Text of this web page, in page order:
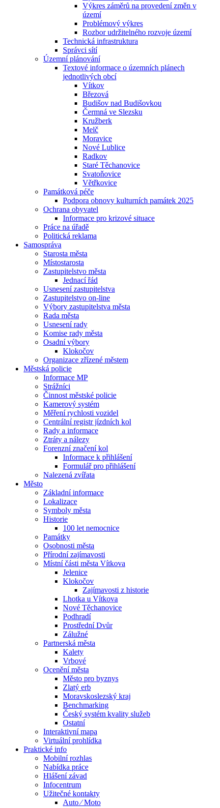
Výkres záměrů na provedení změn v
území
Problémový výkres
Rozbor udržitelného rozvoje území
Technická infrastruktura
Správci sítí
Územní plánování
Textové informace o územních plánech
jednotlivých obcí
Vítkov
Březová
Budišov nad Budišovkou
Čermná ve Slezsku
Kružberk
Melč
Moravice
Nové Lublice
Radkov
Staré Těchanovice
Svatoňovice
Větřkovice
Památková péče
Podpora obnovy kulturních památek 2025
Ochrana obyvatel
Informace pro krizové situace
Práce na úřadě
Politická reklama
Samospráva
Starosta města
Místostarosta
Zastupitelstvo města
Jednací řád
Usnesení zastupitelstva
Zastupitelstvo on-line
Výbory zastupitelstva města
Rada města
Usnesení rady
Komise rady města
Osadní výbory
Klokočov
Organizace zřízené městem
Městská policie
Informace MP
Strážníci
Činnost městské policie
Kamerový systém
Měření rychlosti vozidel
Centrální registr jízdních kol
Rady a informace
Ztráty a nálezy
Forenzní značení kol
Informace k přihlášení
Formulář pro přihlášení
Nalezená zvířata
Město
Základní informace
Lokalizace
Symboly města
Historie
100 let nemocnice
Památky
Osobnosti města
Přírodní zajímavosti
Místní části města Vítkova
Jelenice
Klokočov
Zajímavosti z historie
Lhotka u Vítkova
Nové Těchanovice
Podhradí
Prostřední Dvůr
Zálužné
Partnerská města
Kalety
Vrbové
Ocenění města
Město pro byznys
Zlatý erb
Moravskoslezský kraj
Benchmarking
Český systém kvality služeb
Ostatní
Interaktivní mapa
Virtuální prohlídka
Praktické info
Mobilní rozhlas
Nabídka práce
Hlášení závad
Infocentrum
Užitečné kontakty
Auto ⁄ Moto